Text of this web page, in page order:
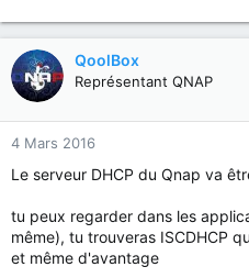
QoolBox
Représentant QNAP
4 Mars 2016
Le serveur DHCP du Qnap va
tu peux regarder dans les
même), tu trouveras ISCDHCP
et même d'avantage